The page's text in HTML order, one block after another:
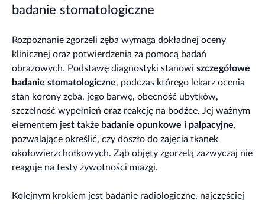
badanie stomatologiczne
Rozpoznanie zgorzeli zęba wymaga dokładnej oceny
klinicznej oraz potwierdzenia za pomocą badań
obrazowych. Podstawę diagnostyki stanowi szczegółowe
badanie stomatologiczne, podczas którego lekarz ocenia
stan korony zęba, jego barwę, obecność ubytków,
szczelność wypełnień oraz reakcję na bodźce. Jej ważnym
elementem jest także badanie opunkowe i palpacyjne,
pozwalające określić, czy doszło do zajęcia tkanek
okołowierzchołkowych. Ząb objęty zgorzelą zazwyczaj nie
reaguje na testy żywotności miazgi.
Kolejnym krokiem jest badanie radiologiczne, najczęściej